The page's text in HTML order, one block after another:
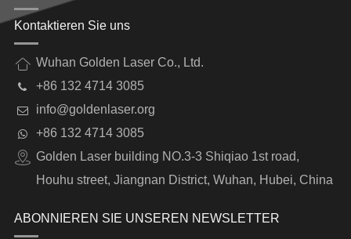
Kontaktieren Sie uns
Wuhan Golden Laser Co., Ltd.
+86 132 4714 3085
info@goldenlaser.org
+86 132 4714 3085
Golden Laser building NO.3-3 Shiqiao 1st road,
Houhu street, Jiangnan District, Wuhan, Hubei, China
ABONNIEREN SIE UNSEREN NEWSLETTER